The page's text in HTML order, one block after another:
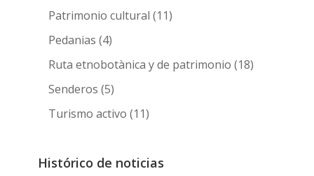
Patrimonio cultural (11)
Pedanias (4)
Ruta etnobotànica y de patrimonio (18)
Senderos (5)
Turismo activo (11)
Histórico de noticias